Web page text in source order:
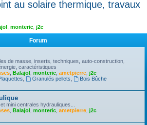
e
r
au solaire thermique, travaux
monteric j2c
Forum
de masse, inserts, techniques, auto-construction,
caractéristiques
Balajol monteric ametpierre j2c
Granulés pellets
Bois Bûche
mini centrales hydrauliques...
Balajol monteric ametpierre j2c